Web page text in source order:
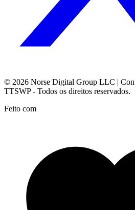
© 2026 Norse Digital Group LLC |
TTSWP - Todos os direitos reservados.
Feito com